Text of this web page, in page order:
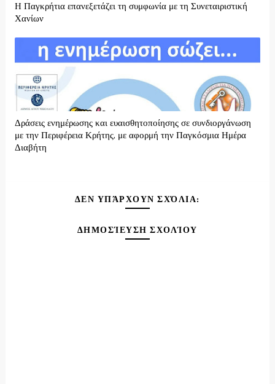
H Παγκρήτια επανεξετάζει τη συμφωνία με τη Συνεταιριστική
Χανίων
Δράσεις ενημέρωσης και ευαισθητοποίησης σε συνδιοργάνωση
με την Περιφέρεια Κρήτης, με αφορμή την Παγκόσμια Ημέρα
Διαβήτη
ΔΕΝ ΥΠΆΡΧΟΥΝ ΣΧΌΛΙΑ:
ΔΗΜΟΣΊΕΥΣΗ ΣΧΟΛΊΟΥ